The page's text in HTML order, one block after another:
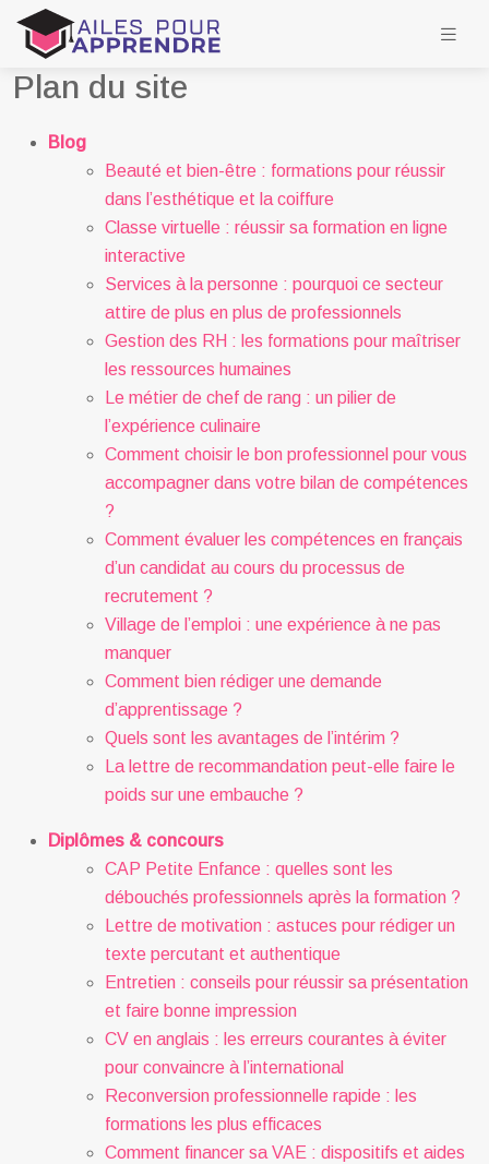
Plan du site
Blog
Beauté et bien-être : formations pour réussir
dans l’esthétique et la coiffure
Classe virtuelle : réussir sa formation en ligne
interactive
Services à la personne : pourquoi ce secteur
attire de plus en plus de professionnels
Gestion des RH : les formations pour maîtriser
les ressources humaines
Le métier de chef de rang : un pilier de
l’expérience culinaire
Comment choisir le bon professionnel pour vous
accompagner dans votre bilan de compétences
?
Comment évaluer les compétences en français
d’un candidat au cours du processus de
recrutement ?
Village de l’emploi : une expérience à ne pas
manquer
Comment bien rédiger une demande
d’apprentissage ?
Quels sont les avantages de l’intérim ?
La lettre de recommandation peut-elle faire le
poids sur une embauche ?
Diplômes & concours
CAP Petite Enfance : quelles sont les
débouchés professionnels après la formation ?
Lettre de motivation : astuces pour rédiger un
texte percutant et authentique
Entretien : conseils pour réussir sa présentation
et faire bonne impression
CV en anglais : les erreurs courantes à éviter
pour convaincre à l’international
Reconversion professionnelle rapide : les
formations les plus efficaces
Comment financer sa VAE : dispositifs et aides